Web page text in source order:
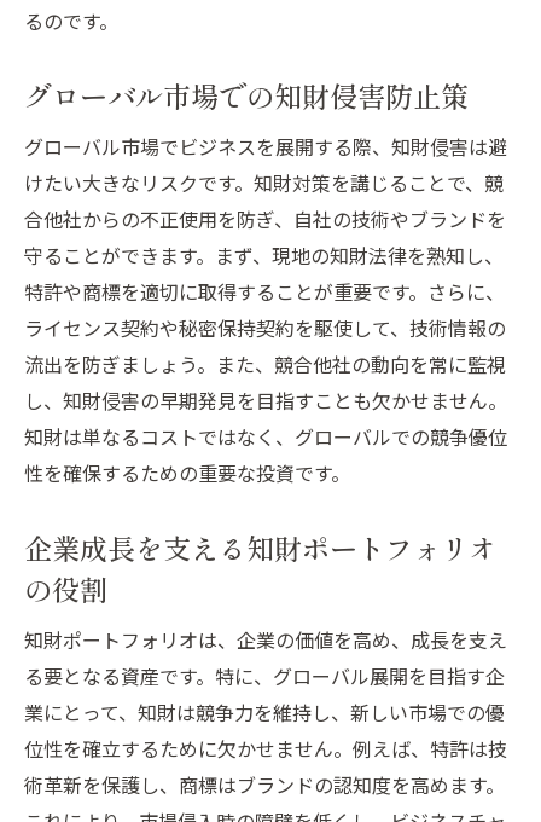
るのです。
グローバル市場での知財侵害防止策
グローバル市場でビジネスを展開する際、知財侵害は避
けたい大きなリスクです。知財対策を講じることで、競
合他社からの不正使用を防ぎ、自社の技術やブランドを
守ることができます。まず、現地の知財法律を熟知し、
特許や商標を適切に取得することが重要です。さらに、
ライセンス契約や秘密保持契約を駆使して、技術情報の
流出を防ぎましょう。また、競合他社の動向を常に監視
し、知財侵害の早期発見を目指すことも欠かせません。
知財は単なるコストではなく、グローバルでの競争優位
性を確保するための重要な投資です。
企業成長を支える知財ポートフォリオ
の役割
知財ポートフォリオは、企業の価値を高め、成長を支え
る要となる資産です。特に、グローバル展開を目指す企
業にとって、知財は競争力を維持し、新しい市場での優
位性を確立するために欠かせません。例えば、特許は技
術革新を保護し、商標はブランドの認知度を高めます。